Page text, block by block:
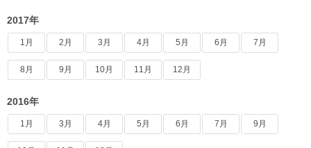
2017年
1月 2月 3月 4月 5月 6月 7月
8月 9月 10月 11月 12月
2016年
1月 3月 4月 5月 6月 7月 9月